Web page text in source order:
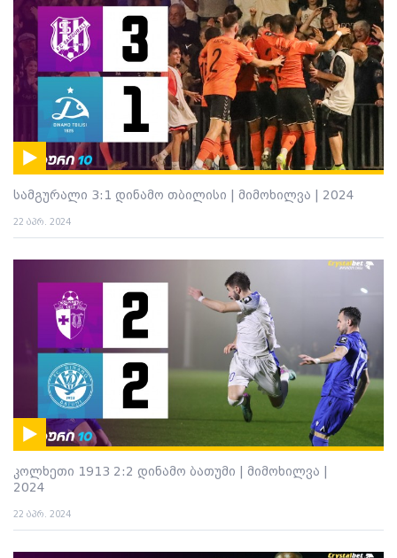
სამგურალი 3:1 დინამო თბილისი | მიმოხილვა | 2024
22 აპრ. 2024
კოლხეთი 1913 2:2 დინამო ბათუმი | მიმოხილვა |
2024
22 აპრ. 2024